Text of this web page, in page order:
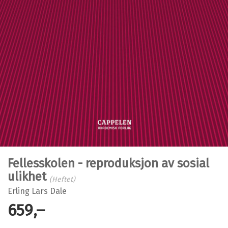
Fellesskolen - reproduksjon av sosial
ulikhet (Heftet)
Erling Lars Dale
659,–